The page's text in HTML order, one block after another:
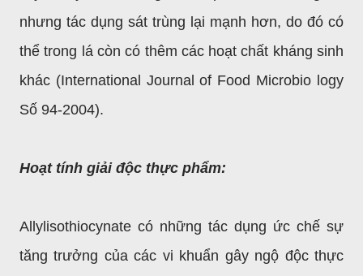
nhưng tác dụng sát trùng lại mạnh hơn, do đó có
thể trong lá còn có thêm các hoạt chất kháng sinh
khác (International Journal of Food Microbio logy
Số 94-2004).
Hoạt tính giải độc thực phẩm:
Allylisothiocynate có những tác dụng ức chế sự
tăng trưởng của các vi khuẩn gây ngộ độc thực